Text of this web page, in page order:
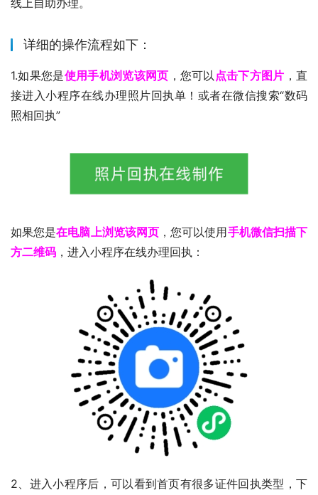
详细的操作流程如下：
1.如果您是使用手机浏览该网页 ，您可以 点击下方图片 ，直
接进入小程序在线办理照片回执单！或者在微信搜索“数码
照相回执”
如果您是在电脑上浏览该网页 ，您可以使用手机微信扫描下
方二维码 ，进入小程序在线办理回执：
2、进入小程序后，可以看到首页有很多证件回执类型，下